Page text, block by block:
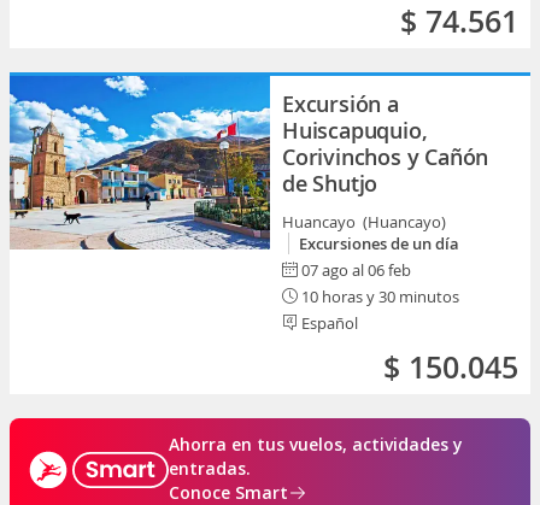
$ 74.561
Excursión a
Huiscapuquio,
Corivinchos y Cañón
de Shutjo
Huancayo (Huancayo)
Excursiones de un día
07 ago al 06 feb
10 horas y 30 minutos
Español
$ 150.045
Ahorra en tus vuelos, actividades y
entradas.
Conoce Smart